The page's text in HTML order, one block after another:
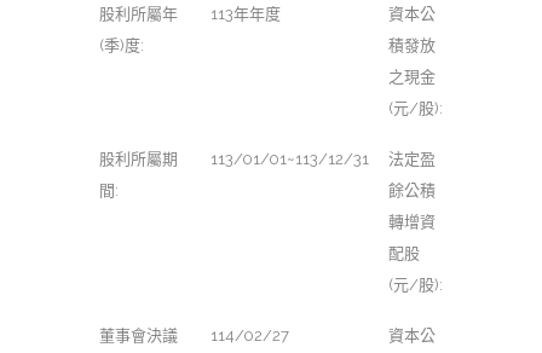
股利所屬年
(季)度:
113年年度
資本公
積發放
之現金
(元/股):
股利所屬期
間:
113/01/01~113/12/31
法定盈
餘公積
轉增資
配股
(元/股):
董事會決議
114/02/27
資本公